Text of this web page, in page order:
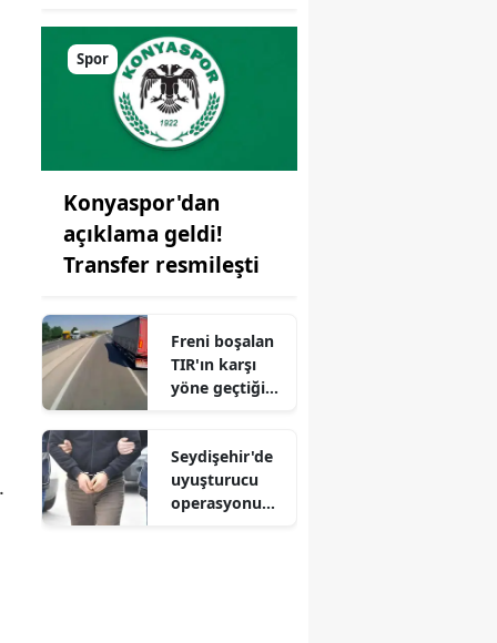
Spor
Konyaspor'dan
açıklama geldi!
Transfer resmileşti
Freni boşalan
TIR'ın karşı
yöne geçtiği
Seydişehir'de
uyuşturucu
operasyonund